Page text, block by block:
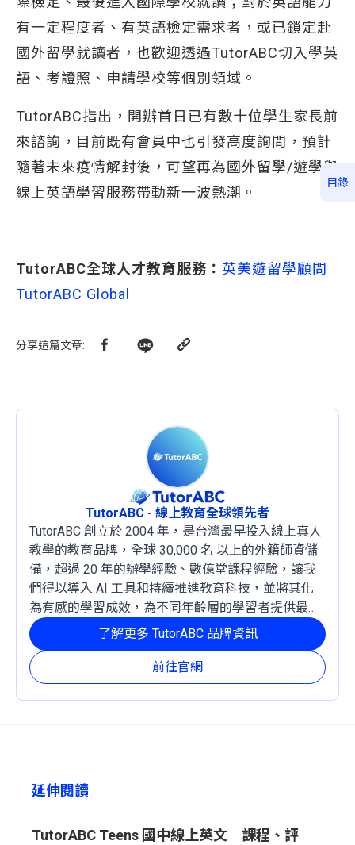
有一定程度者、有英語檢定需求者，或已鎖定赴
國外留學就讀者，也歡迎透過TutorABC切入學英
語、考證照、申請學校等個別領域。
TutorABC指出，開辦首日已有數十位學生家長前
來諮詢，目前既有會員中也引發高度詢問，預計
隨著未來疫情解封後，可望再為國外留學/遊學與
線上英語學習服務帶動新一波熱潮。
TutorABC全球人才教育服務： 英美遊留學顧問
TutorABC Global
分享這篇文章:
TutorABC - 線上教育全球領先者
TutorABC 創立於 2004 年，是台灣最早投入線上真人
教學的教育品牌，全球 30,000 名 以上的外籍師資儲
備，超過 20 年的辦學經驗、數億堂課程經驗，讓我
們得以導入 AI 工具和持續推進教育科技，並將其化
為有感的學習成效，為不同年齡層的學習者提供最穩
定且有效的成長路徑。
前往官網
了解更多 TutorABC 品牌資訊
目錄
延伸閱讀
TutorABC Teens 國中線上英文｜課程、評